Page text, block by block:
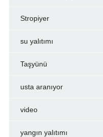
Stropiyer
su yalıtımı
Taşyünü
usta aranıyor
video
yangın yalıtımı